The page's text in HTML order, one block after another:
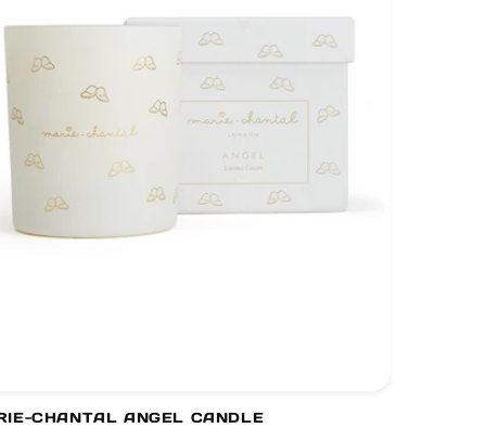
CHANTAL ANGEL CANDLE